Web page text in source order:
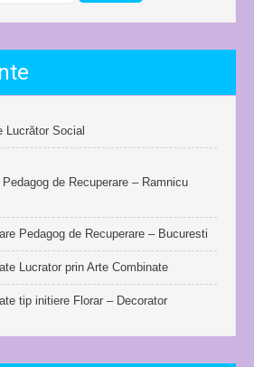
Lucrător Social
de Recuperare – Ramnicu
Pedagog de Recuperare – Bucuresti
Lucrator prin Arte Combinate
tip initiere Florar – Decorator